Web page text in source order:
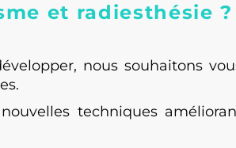
et radiesthésie ?
nous souhaitons vous
techniques améliorant